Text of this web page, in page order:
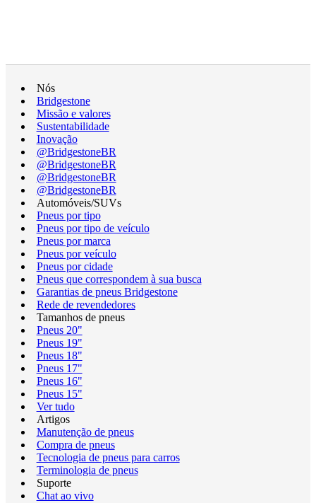
Nós
Bridgestone
Missão e valores
Sustentabilidade
Inovação
@BridgestoneBR
@BridgestoneBR
@BridgestoneBR
@BridgestoneBR
Automóveis/SUVs
Pneus por tipo
Pneus por tipo de veículo
Pneus por marca
Pneus por veículo
Pneus por cidade
Pneus que correspondem à sua busca
Garantias de pneus Bridgestone
Rede de revendedores
Tamanhos de pneus
Pneus 20"
Pneus 19"
Pneus 18"
Pneus 17"
Pneus 16"
Pneus 15"
Ver tudo
Artigos
Manutenção de pneus
Compra de pneus
Tecnologia de pneus para carros
Terminologia de pneus
Suporte
Chat ao vivo